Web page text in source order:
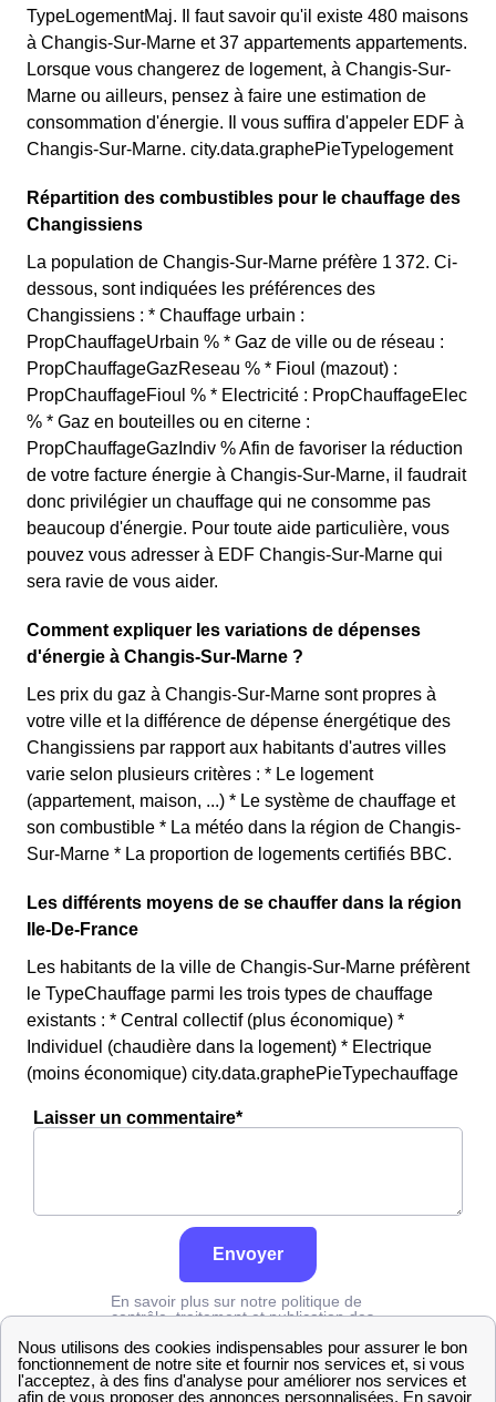
TypeLogementMaj. Il faut savoir qu'il existe 480 maisons
à Changis-Sur-Marne et 37 appartements appartements.
Lorsque vous changerez de logement, à Changis-Sur-
Marne ou ailleurs, pensez à faire une estimation de
consommation d'énergie. Il vous suffira d'appeler EDF à
Changis-Sur-Marne. city.data.graphePieTypelogement
Répartition des combustibles pour le chauffage des
Changissiens
La population de Changis-Sur-Marne préfère 1 372. Ci-
dessous, sont indiquées les préférences des
Changissiens : * Chauffage urbain :
PropChauffageUrbain % * Gaz de ville ou de réseau :
PropChauffageGazReseau % * Fioul (mazout) :
PropChauffageFioul % * Electricité : PropChauffageElec
% * Gaz en bouteilles ou en citerne :
PropChauffageGazIndiv % Afin de favoriser la réduction
de votre facture énergie à Changis-Sur-Marne, il faudrait
donc privilégier un chauffage qui ne consomme pas
beaucoup d'énergie. Pour toute aide particulière, vous
pouvez vous adresser à EDF Changis-Sur-Marne qui
sera ravie de vous aider.
Comment expliquer les variations de dépenses
d'énergie à Changis-Sur-Marne ?
Les prix du gaz à Changis-Sur-Marne sont propres à
votre ville et la différence de dépense énergétique des
Changissiens par rapport aux habitants d'autres villes
varie selon plusieurs critères : * Le logement
(appartement, maison, ...) * Le système de chauffage et
son combustible * La météo dans la région de Changis-
Sur-Marne * La proportion de logements certifiés BBC.
Les différents moyens de se chauffer dans la région
Ile-De-France
Les habitants de la ville de Changis-Sur-Marne préfèrent
le TypeChauffage parmi les trois types de chauffage
existants : * Central collectif (plus économique) *
Individuel (chaudière dans la logement) * Electrique
(moins économique) city.data.graphePieTypechauffage
Laisser un commentaire*
Envoyer
En savoir plus sur notre politique de
contrôle, traitement et publication des
Edf Seine-et-Marne Changis-Sur-Marne